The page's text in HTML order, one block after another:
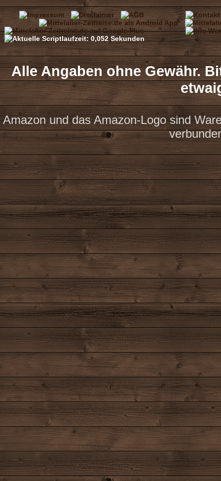
Alle Angaben ohne Gewähr.
Amazon und das Amazon-Logo sind